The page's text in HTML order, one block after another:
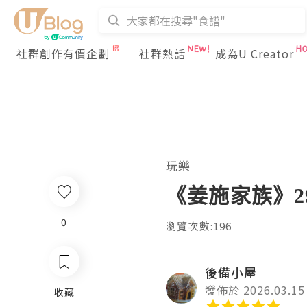
社群創作有價企劃 社群熱話 成為U Creator
玩樂
《姜施家族》
瀏覽次數:196
後備小屋
發佈於 2026.03.15
0
收藏